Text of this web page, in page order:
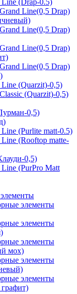
Line(0,5 Drap)
Line(0,5 Drap)
Line(0,5 Drap)
Line(0,5 Drap)
(Quarzit)-0,5)
(Quarzit)-0,5)
0,5)
(Purlite matt-0.5)
(Rooftop matte-
0,5)
(PurPro Matt
элементы
элементы
элементы
мох)
элементы
элементы